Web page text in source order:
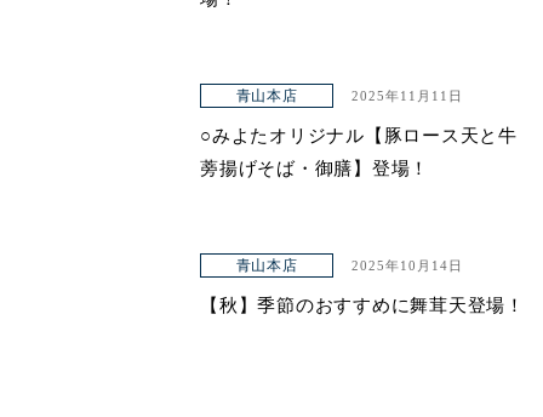
青山本店 2025年11月11日
○みよたオリジナル【豚ロース天と牛
蒡揚げそば・御膳】登場！
青山本店 2025年10月14日
【秋】季節のおすすめに舞茸天登場！